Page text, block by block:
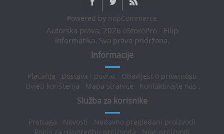
Powered by nopCommerce
Autorska prava; 2026 eStorePro - Filip
informatika. Sva prava pridržana.
Informacije
Plaćanje Dostava i povrat
Obavijest o privatnosti
Uvjeti korištenja
Mapa stranice Kontaktirajte nas .
Služba za korisnike
Pretraga Novosti
Nedavno pregledani proizvodi
Popis za usporedbu proizvoda
Novi proizvodi